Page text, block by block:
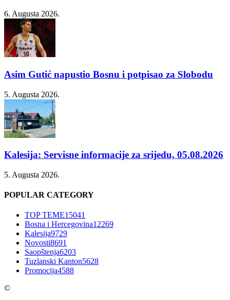
6. Augusta 2026.
Asim Gutić napustio Bosnu i potpisao za Slobodu
5. Augusta 2026.
Kalesija: Servisne informacije za srijedu, 05.08.2026
5. Augusta 2026.
POPULAR CATEGORY
TOP TEME15041
Bosna i Hercegovina12269
Kalesija9729
Novosti8691
Saopštenja6203
Tuzlanski Kanton5628
Promocija4588
©